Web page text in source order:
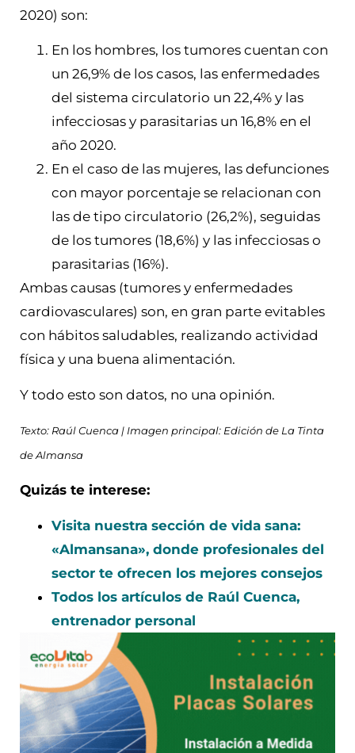
2020) son:
En los hombres, los tumores cuentan con
un 26,9% de los casos, las enfermedades
del sistema circulatorio un 22,4% y las
infecciosas y parasitarias un 16,8% en el
año 2020.
En el caso de las mujeres, las defunciones
con mayor porcentaje se relacionan con
las de tipo circulatorio (26,2%), seguidas
de los tumores (18,6%) y las infecciosas o
parasitarias (16%).
Ambas causas (tumores y enfermedades
cardiovasculares) son, en gran parte evitables
con hábitos saludables, realizando actividad
física y una buena alimentación.
Y todo esto son datos, no una opinión.
Texto: Raúl Cuenca | Imagen principal: Edición de La Tinta
de Almansa
Quizás te interese:
Visita nuestra sección de vida sana:
«Almansana», donde profesionales del
sector te ofrecen los mejores consejos
Todos los artículos de Raúl Cuenca,
entrenador personal